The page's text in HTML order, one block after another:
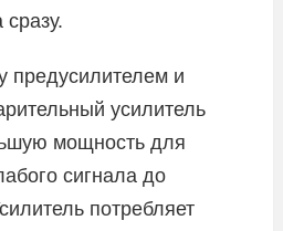
предусилителем и
усилитель
мощность для
сигнала до
потребляет